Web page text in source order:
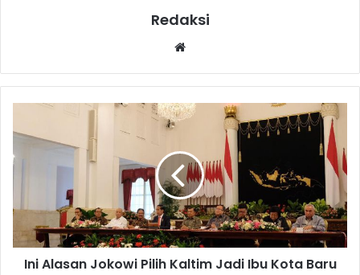
Redaksi
Ini Alasan Jokowi Pilih Kaltim Jadi Ibu Kota Baru